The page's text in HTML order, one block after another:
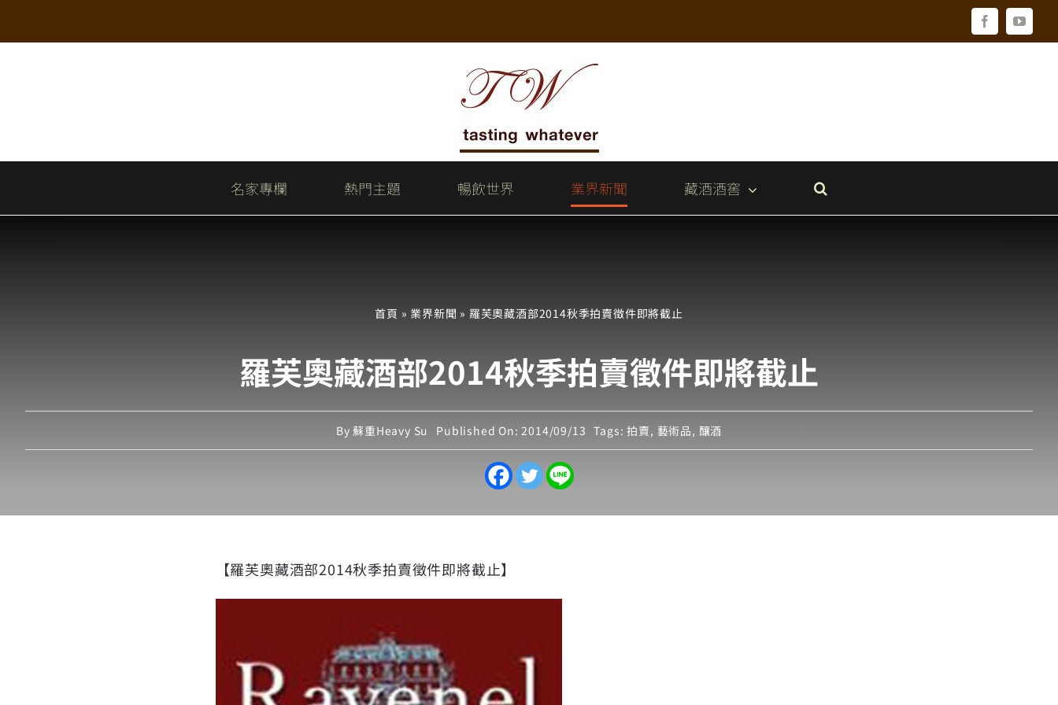
to
Facebook
名家專欄 熱門主題 暢飲世界 業界新聞 藏酒酒窖
首頁 » 業界新聞 » 羅芙奧藏酒部2014秋季拍賣徵件即將截止
羅芙奧藏酒部2014秋季拍賣徵件即將截止
By 蘇重Heavy Su Published On: 2014/09/13 Tags:拍賣, 藝術品, 釀酒
【羅芙奧藏酒部2014秋季拍賣徵件即將截止】